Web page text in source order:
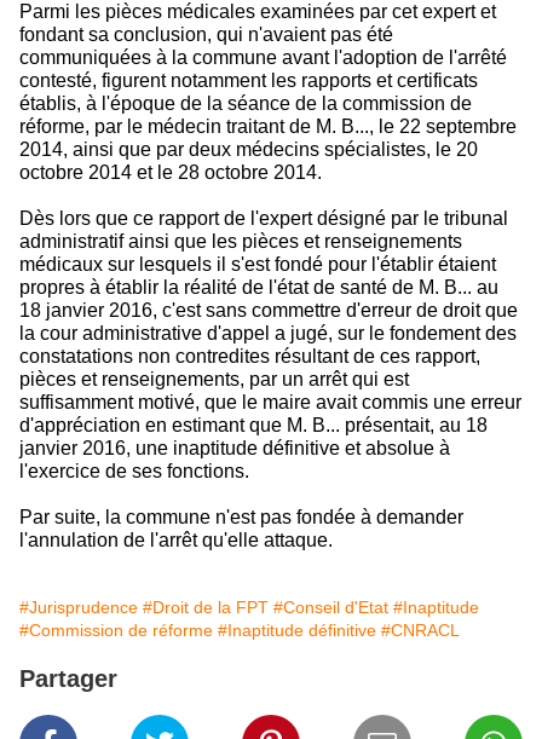
Parmi les pièces médicales examinées par cet expert et
fondant sa conclusion, qui n'avaient pas été
communiquées à la commune avant l'adoption de l'arrêté
contesté, figurent notamment les rapports et certificats
établis, à l'époque de la séance de la commission de
réforme, par le médecin traitant de M. B..., le 22 septembre
2014, ainsi que par deux médecins spécialistes, le 20
octobre 2014 et le 28 octobre 2014.
Dès lors que ce rapport de l'expert désigné par le tribunal
administratif ainsi que les pièces et renseignements
médicaux sur lesquels il s'est fondé pour l'établir étaient
propres à établir la réalité de l'état de santé de M. B... au
18 janvier 2016, c'est sans commettre d'erreur de droit que
la cour administrative d'appel a jugé, sur le fondement des
constatations non contredites résultant de ces rapport,
pièces et renseignements, par un arrêt qui est
suffisamment motivé, que le maire avait commis une erreur
d'appréciation en estimant que M. B... présentait, au 18
janvier 2016, une inaptitude définitive et absolue à
l'exercice de ses fonctions.
Par suite, la commune n'est pas fondée à demander
l'annulation de l'arrêt qu'elle attaque.
#Jurisprudence #Droit de la FPT #Conseil d'Etat #Inaptitude
#Commission de réforme #Inaptitude définitive #CNRACL
Partager